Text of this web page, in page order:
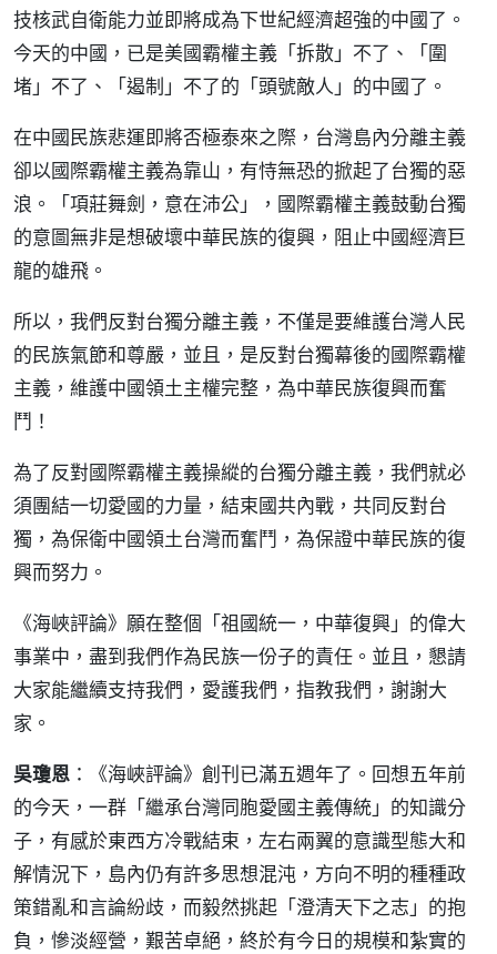
技核武自衛能力並即將成為下世紀經濟超強的中國了。
今天的中國，已是美國霸權主義「拆散」不了、「圍
堵」不了、「遏制」不了的「頭號敵人」的中國了。
在中國民族悲運即將否極泰來之際，台灣島內分離主義
卻以國際霸權主義為靠山，有恃無恐的掀起了台獨的惡
浪。「項莊舞劍，意在沛公」，國際霸權主義鼓動台獨
的意圖無非是想破壞中華民族的復興，阻止中國經濟巨
龍的雄飛。
所以，我們反對台獨分離主義，不僅是要維護台灣人民
的民族氣節和尊嚴，並且，是反對台獨幕後的國際霸權
主義，維護中國領土主權完整，為中華民族復興而奮
鬥！
為了反對國際霸權主義操縱的台獨分離主義，我們就必
須團結一切愛國的力量，結束國共內戰，共同反對台
獨，為保衛中國領土台灣而奮鬥，為保證中華民族的復
興而努力。
《海峽評論》願在整個「祖國統一，中華復興」的偉大
事業中，盡到我們作為民族一份子的責任。並且，懇請
大家能繼續支持我們，愛護我們，指教我們，謝謝大
家。
吳瓊恩 ：《海峽評論》創刊已滿五週年了。回想五年前
的今天，一群「繼承台灣同胞愛國主義傳統」的知識分
子，有感於東西方冷戰結束，左右兩翼的意識型態大和
解情況下，島內仍有許多思想混沌，方向不明的種種政
策錯亂和言論紛歧，而毅然挑起「澄清天下之志」的抱
負，慘淡經營，艱苦卓絕，終於有今日的規模和紮實的